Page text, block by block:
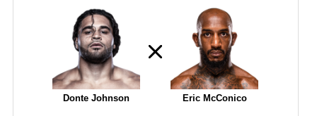
Donte Johnson Eric McConico